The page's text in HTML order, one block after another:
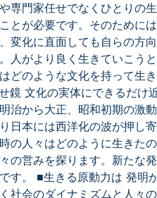
専門家任せでなくひとりの
とが必要です。そのために
変化に直面しても自らの方
人がより良く生きていこう
どのような文化を持って生
鏡 文化の実体にできるだけ
治から大正、昭和初期の激
日本には西洋化の波が押し
の人々はどのように生きた
の営みを探ります。新たな
す。 ■生きる原動力は 発明
社会のダイナミズムと人々